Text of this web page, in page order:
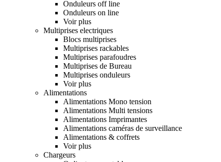
Onduleurs off line
Onduleurs on line
Voir plus
Multiprises electriques
Blocs multiprises
Multiprises rackables
Multiprises parafoudres
Multiprises de Bureau
Multiprises onduleurs
Voir plus
Alimentations
Alimentations Mono tension
Alimentations Multi tensions
Alimentations Imprimantes
Alimentations caméras de surveillance
Alimentations & coffrets
Voir plus
Chargeurs